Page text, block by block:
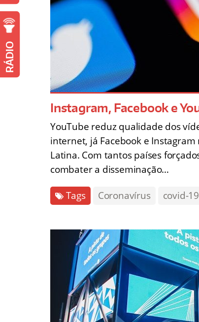
Instagram, Facebook e
YouTube reduz qualidade dos
internet, já Facebook e
Latina. Com tantos países
combater a disseminação…
Tags Coronavírus covid-19
RÁDIO